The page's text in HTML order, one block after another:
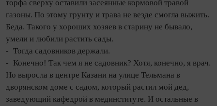
торфа сверху оставили засеянные кормовой травой
газоны. По этому грунту и трава не везде смогла выжить.
Беда. Такого у хороших хозяев в старину не бывало,
умели и любили растить сады.
- То­гда садовников держали.
- Конечно! Так чем я не садовник? Хотя, конечно, я врач.
Но выросла в центре Казани на улице Тельмана в
дворянском доме с садом, который растил мой дед,
заведующий кафедрой в мединституте. И остальные в